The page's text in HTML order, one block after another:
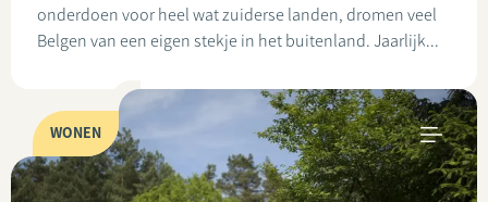
onderdoen voor heel wat zuiderse landen, dromen veel
Belgen van een eigen stekje in het buitenland. Jaarlijk...
WONEN